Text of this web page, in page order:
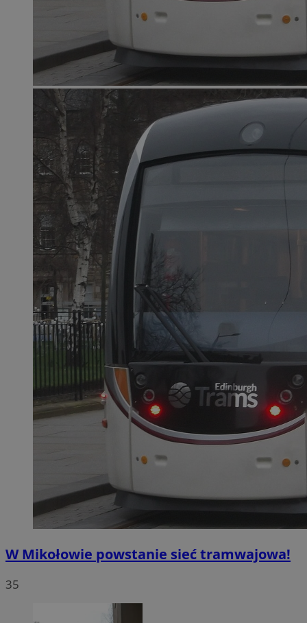
W Mikołowie powstanie sieć tramwajowa!
35